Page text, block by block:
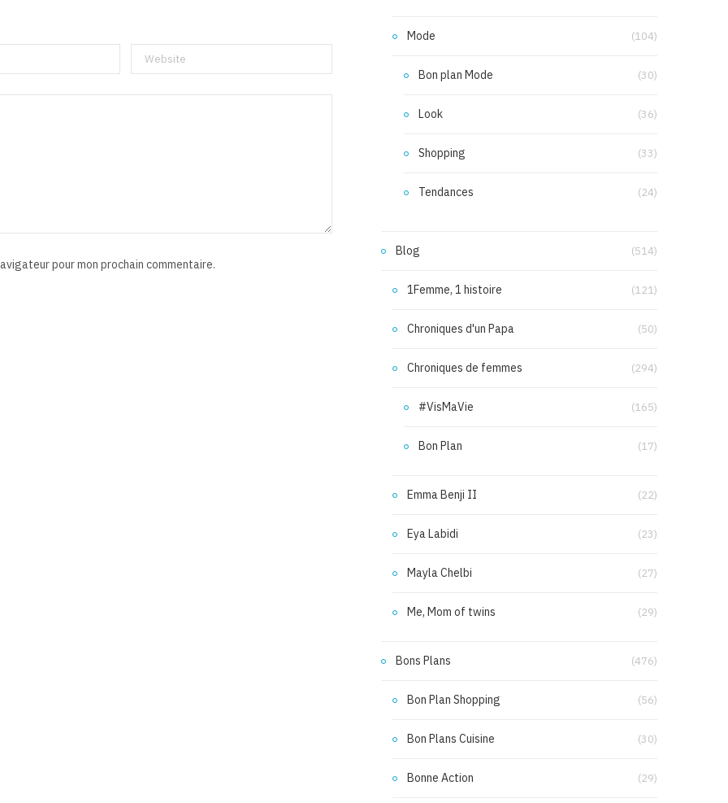
pour mon prochain commentaire.
Mode (104)
Bon plan Mode (30)
Look (36)
Shopping (33)
Tendances (24)
Blog (514)
1Femme, 1 histoire (121)
Chroniques d'un Papa (50)
Chroniques de femmes (294)
#VisMaVie (165)
Bon Plan (17)
Emma Benji II (22)
Eya Labidi (23)
Mayla Chelbi (27)
Me, Mom of twins (29)
Bons Plans (476)
Bon Plan Shopping (56)
Bon Plans Cuisine (30)
Bonne Action (29)